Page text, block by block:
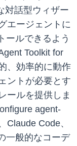
対話型ウィザー
エージェントに
ールできるよう
Toolkit for
、効率的に動作
ントが必要とす
ールを提供しま
agent-
Claude Code、
一般的なコーデ